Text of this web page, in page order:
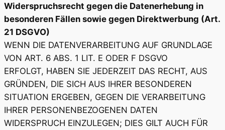
Widerspruchsrecht gegen die Datenerhebung in
besonderen Fällen sowie gegen Direktwerbung (Art.
21 DSGVO)
WENN DIE DATENVERARBEITUNG AUF GRUNDLAGE
VON ART. 6 ABS. 1 LIT. E ODER F DSGVO
ERFOLGT, HABEN SIE JEDERZEIT DAS RECHT, AUS
GRÜNDEN, DIE SICH AUS IHRER BESONDEREN
SITUATION ERGEBEN, GEGEN DIE VERARBEITUNG
IHRER PERSONENBEZOGENEN DATEN
WIDERSPRUCH EINZULEGEN; DIES GILT AUCH FÜR